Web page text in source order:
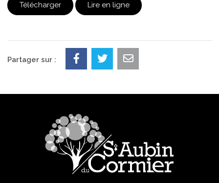
Télécharger Lire en ligne
Partager sur :